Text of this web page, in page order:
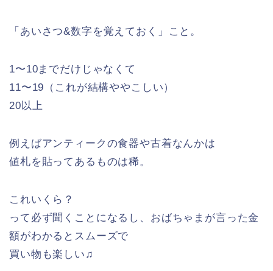
「あいさつ&数字を覚えておく」こと。
1〜10までだけじゃなくて
11〜19（これが結構ややこしい）
20以上
例えばアンティークの食器や古着なんかは
値札を貼ってあるものは稀。
これいくら？
って必ず聞くことになるし、おばちゃまが言った金
額がわかるとスムーズで
買い物も楽しい♫